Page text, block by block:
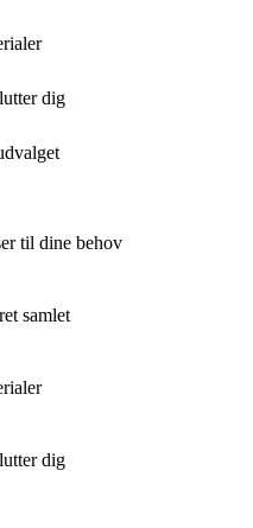
dig
til dine behov
samlet
dig